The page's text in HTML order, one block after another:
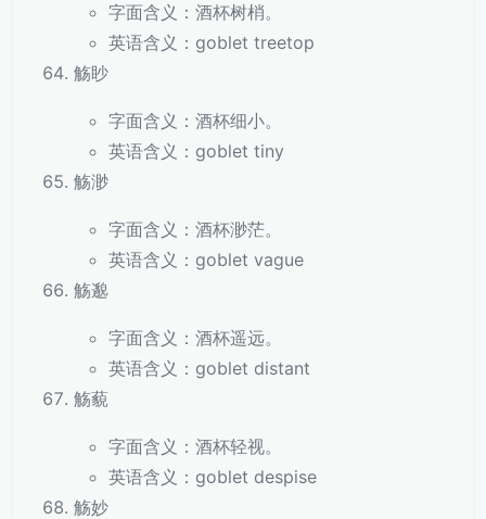
字面含义：酒杯树梢。
英语含义：goblet treetop
觞眇
字面含义：酒杯细小。
英语含义：goblet tiny
觞渺
字面含义：酒杯渺茫。
英语含义：goblet vague
觞邈
字面含义：酒杯遥远。
英语含义：goblet distant
觞藐
字面含义：酒杯轻视。
英语含义：goblet despise
觞妙